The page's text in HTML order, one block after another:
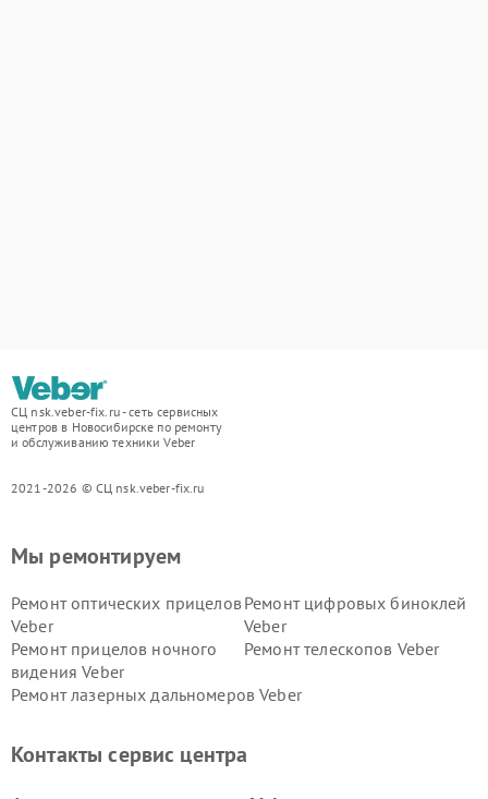
СЦ nsk.veber-fix.ru - сеть сервисных
центров в Новосибирске по ремонту
и обслуживанию техники Veber
2021-2026 © СЦ nsk.veber-fix.ru
Мы ремонтируем
Ремонт оптических прицелов
Veber
Ремонт цифровых биноклей
Veber
Ремонт прицелов ночного
видения Veber
Ремонт телескопов Veber
Ремонт лазерных дальномеров Veber
Контакты сервис центра